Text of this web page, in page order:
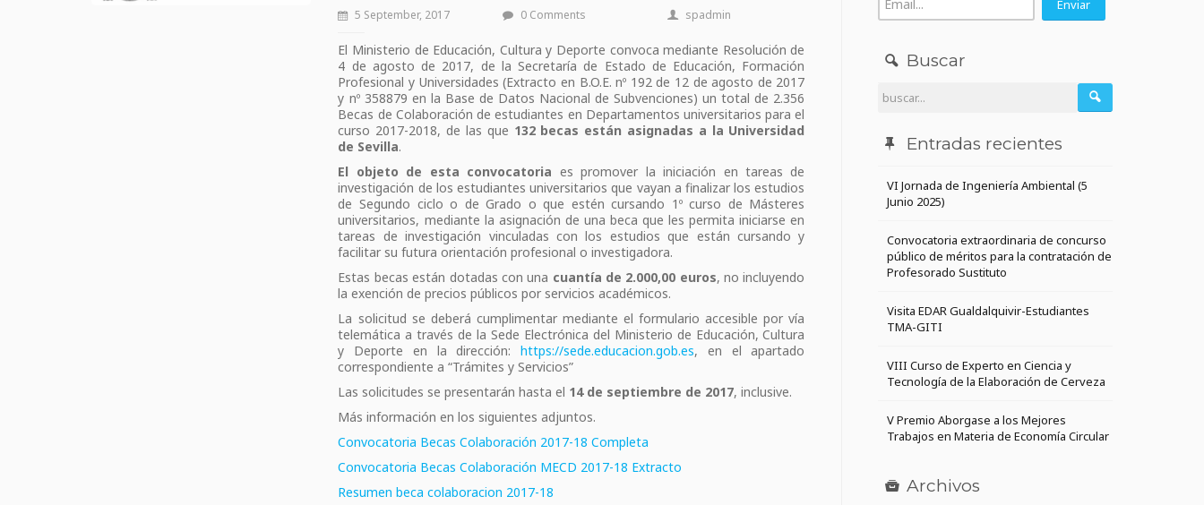
5 September, 2017 0 Comments spadmin
El Ministerio de Educación, Cultura y Deporte convoca mediante Resolución de
4 de agosto de 2017, de la Secretaría de Estado de Educación, Formación
Profesional y Universidades (Extracto en B.O.E. nº 192 de 12 de agosto de 2017
y nº 358879 en la Base de Datos Nacional de Subvenciones) un total de 2.356
Becas de Colaboración de estudiantes en Departamentos universitarios para el
curso 2017-2018, de las que 132 becas están asignadas a la Universidad
de Sevilla.
El objeto de esta convocatoria es promover la iniciación en tareas de
investigación de los estudiantes universitarios que vayan a finalizar los estudios
de Segundo ciclo o de Grado o que estén cursando 1º curso de Másteres
universitarios, mediante la asignación de una beca que les permita iniciarse en
tareas de investigación vinculadas con los estudios que están cursando y
facilitar su futura orientación profesional o investigadora.
Estas becas están dotadas con una cuantía de 2.000,00 euros, no incluyendo
la exención de precios públicos por servicios académicos.
La solicitud se deberá cumplimentar mediante el formulario accesible por vía
telemática a través de la Sede Electrónica del Ministerio de Educación, Cultura
y Deporte en la dirección:https://sede.educacion.gob.es, en el apartado
correspondiente a “Trámites y Servicios”
Las solicitudes se presentarán hasta el 14 de septiembre de 2017, inclusive.
Más información en los siguientes adjuntos.
Convocatoria Becas Colaboración 2017-18 Completa
Convocatoria Becas Colaboración MECD 2017-18 Extracto
Resumen beca colaboracion 2017-18
Buscar
Entradas recientes
VI Jornada de Ingeniería Ambiental (5
Junio 2025)
Convocatoria extraordinaria de concurso
público de méritos para la contratación de
Profesorado Sustituto
Visita EDAR Gualdalquivir-Estudiantes
TMA-GITI
VIII Curso de Experto en Ciencia y
Tecnología de la Elaboración de Cerveza
V Premio Aborgase a los Mejores
Trabajos en Materia de Economía Circular
Archivos